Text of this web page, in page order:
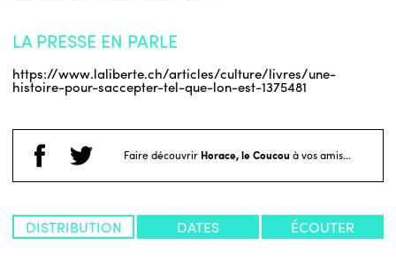
LA PRESSE EN PARLE
https://www.laliberte.ch/articles/culture/livres/une-
histoire-pour-saccepter-tel-que-lon-est-1375481
Faire découvrir Horace, le Coucou à vos amis...
DISTRIBUTION DATES ÉCOUTER